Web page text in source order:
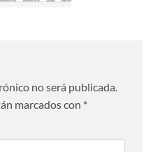
no será publicada.
marcados con *